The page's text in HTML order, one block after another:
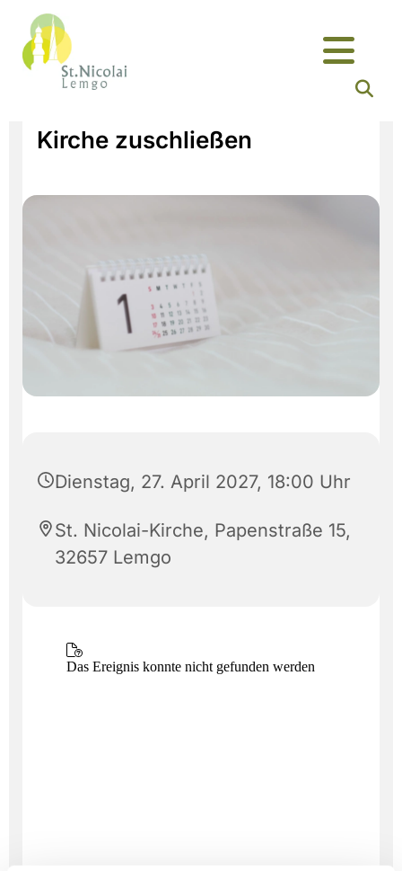
Kirche zuschließen
Dienstag, 27. April 2027, 18:00 Uhr
St. Nicolai-Kirche, Papenstraße 15,
32657 Lemgo